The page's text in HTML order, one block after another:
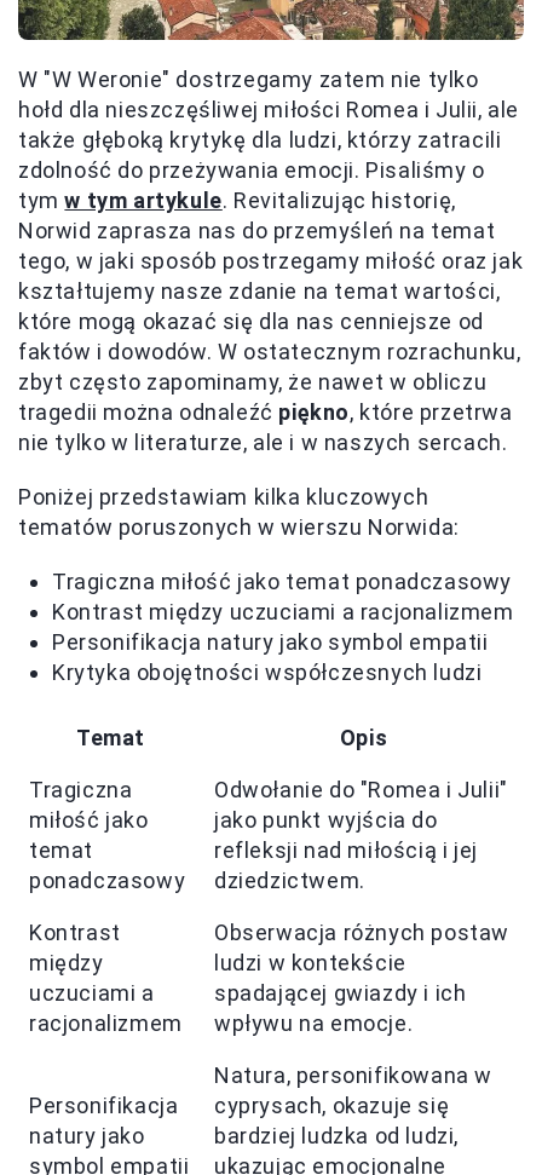
W "W Weronie" dostrzegamy zatem nie tylko
hołd dla nieszczęśliwej miłości Romea i Julii, ale
także głęboką krytykę dla ludzi, którzy zatracili
zdolność do przeżywania emocji. Pisaliśmy o
tymw tym artykule. Revitalizując historię,
Norwid zaprasza nas do przemyśleń na temat
tego, w jaki sposób postrzegamy miłość oraz jak
kształtujemy nasze zdanie na temat wartości,
które mogą okazać się dla nas cenniejsze od
faktów i dowodów. W ostatecznym rozrachunku,
zbyt często zapominamy, że nawet w obliczu
tragedii można odnaleźć piękno, które przetrwa
nie tylko w literaturze, ale i w naszych sercach.
Poniżej przedstawiam kilka kluczowych
tematów poruszonych w wierszu Norwida:
Tragiczna miłość jako temat ponadczasowy
Kontrast między uczuciami a racjonalizmem
Personifikacja natury jako symbol empatii
Krytyka obojętności współczesnych ludzi
Temat Opis
Tragiczna
miłość jako
temat
ponadczasowy
Odwołanie do "Romea i Julii"
jako punkt wyjścia do
refleksji nad miłością i jej
dziedzictwem.
Kontrast
między
uczuciami a
racjonalizmem
Obserwacja różnych postaw
ludzi w kontekście
spadającej gwiazdy i ich
wpływu na emocje.
Personifikacja
natury jako
symbol empatii
Natura, personifikowana w
cyprysach, okazuje się
bardziej ludzka od ludzi,
ukazując emocjonalne